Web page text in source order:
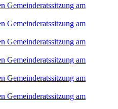
Gemeinderatssitzung am
Gemeinderatssitzung am
Gemeinderatssitzung am
Gemeinderatssitzung am
Gemeinderatssitzung am
Gemeinderatssitzung am